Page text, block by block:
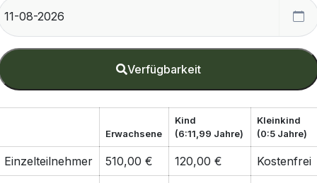
Verfügbarkeit
Erwachsene
Kind
(6:11,99 Jahre)
Kleinkind
(0:5 Jahre)
Einzelteilnehmer 510,00 € 120,00 € Kostenfrei